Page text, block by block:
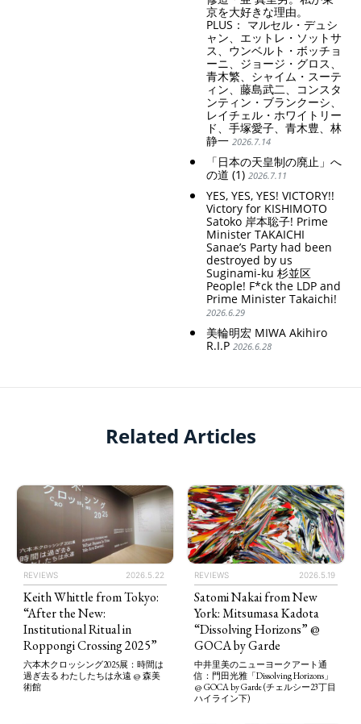
京を大好きな理由。
PLUS： マルセル・デュシ
ャン、エットレ・ソットサ
ス、ウンベルト・ボッチョ
ーニ、ジョージ・グロス、
青木繁、シャイム・スーテ
ィン、藤島武二、コンスタ
ンティン・ブランクーシ、
レイチェル・ホワイトリー
ド、手塚愛子、青木豊、林
静一 2026.7.14
「日本の天皇制の廃止」へ
の道 (1) 2026.7.11
YES, YES, YES! VICTORY!!
Victory for KISHIMOTO
Satoko 岸本聡子! Prime
Minister TAKAICHI
Sanae’s Party had been
destroyed by us
Suginami-ku 杉並区
People! F*ck the LDP and
Prime Minister Takaichi!
2026.6.29
美輪明宏 MIWA Akihiro
R.I.P 2026.6.28
Related Articles
REVIEWS 2026.5.22
Keith Whittle from Tokyo:
“After the New:
Institutional Ritual in
Roppongi Crossing 2025”
六本木クロッシング2025展：時間は
過ぎ去る わたしたちは永遠 @ 森美
術館
REVIEWS 2026.5.19
Satomi Nakai from New
York: Mitsumasa Kadota
“Dissolving Horizons” @
GOCA by Garde
中井里美のニューヨークアート通
信：門田光雅「Dissolving Horizons」
@ GOCA by Garde (チェルシー23丁目
ハイライン下)